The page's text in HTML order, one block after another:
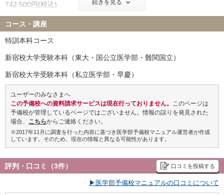
北里大学 22名
岩手医科大学 15名
獨協医科大学 13名
東京女子医科大学 11名
川崎医科大学 2名
※東進ネットワーク生（東進ハイスクール・東進衛星予備校・早稲
田塾）の現役生のみ、高3時在籍者のみの合同実績となります
742,500円(税込)
コース外受講料
■追加講習講座
1講座につき 77,000円(税込)
90分×5回＋講座修了判定テスト1回 19,250円(税込)
90分×10回＋講座修了判定テスト1回 38,500円(税込)
続きを見る
コース・講座
特訓本科コース
新宿校大学受験本科（東大・国公立医学部・難関国立）
新宿校大学受験本科（私立医学部・早慶）
ユーザーのみなさまへ
この予備校への資料請求サービスは現在行っておりません。 このページは
予備校が管理しているページではございません。情報の誤りを発見された
場合、 こちらからご連絡ください。
※2017年11月に調査を行った内容に基づき医学部予備校マニュアル運営者が作成
しています。そのため、現在の情報と異なる可能性があります。
評判・口コミ（3件） 口コミを投稿する
▶医学部予備校マニュアルの口コミについて